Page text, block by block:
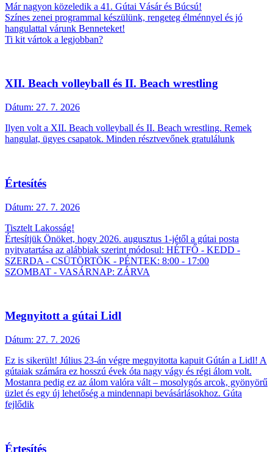
Már nagyon közeledik a 41. Gútai Vásár és Búcsú!
Színes zenei programmal készülünk, rengeteg élménnyel és jó
hangulattal várunk Benneteket!
Ti kit vártok a legjobban?
XII. Beach volleyball és II. Beach wrestling
Dátum: 27. 7. 2026
Ilyen volt a XII. Beach volleyball és II. Beach wrestling. Remek
hangulat, ügyes csapatok. Minden résztvevőnek gratulálunk
Értesítés
Dátum: 27. 7. 2026
Tisztelt Lakosság!
Értesítjük Önöket, hogy 2026. augusztus 1-jétől a gútai posta
nyitvatartása az alábbiak szerint módosul: HÉTFŐ - KEDD -
SZERDA - CSÜTÖRTÖK - PÉNTEK: 8:00 - 17:00
SZOMBAT - VASÁRNAP: ZÁRVA
Megnyitott a gútai Lidl
Dátum: 27. 7. 2026
Ez is sikerült! Július 23-án végre megnyitotta kapuit Gútán a Lidl! A
gútaiak számára ez hosszú évek óta nagy vágy és régi álom volt.
Mostanra pedig ez az álom valóra vált – mosolygós arcok, gyönyörű
üzlet és egy új lehetőség a mindennapi bevásárlásokhoz. Gúta
fejlődik
Értesítés